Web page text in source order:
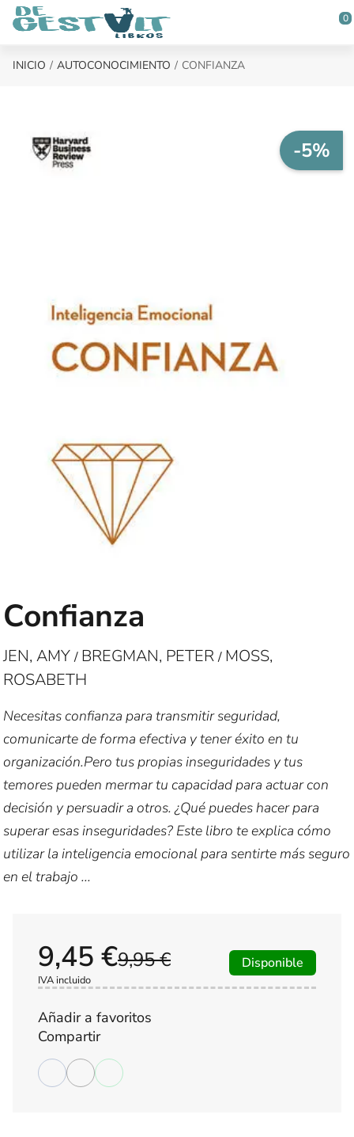
Saltar al contenido principal
0
INICIO AUTOCONOCIMIENTO CONFIANZA
-5%
Confianza
JEN, AMY/ BREGMAN, PETER/ MOSS,
ROSABETH
Necesitas confianza para transmitir seguridad,
comunicarte de forma efectiva y tener éxito en tu
organización.Pero tus propias inseguridades y tus
temores pueden mermar tu capacidad para actuar con
decisión y persuadir a otros. ¿Qué puedes hacer para
superar esas inseguridades? Este libro te explica cómo
utilizar la inteligencia emocional para sentirte más seguro
en el trabajo ...
9,95 €
9,45 €
IVA incluido
Disponible
Añadir a favoritos
Compartir